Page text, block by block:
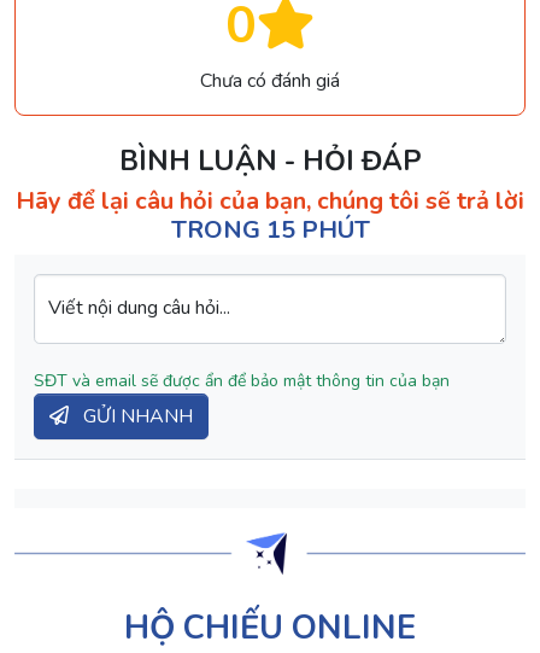
0
Chưa có đánh giá
BÌNH LUẬN - HỎI ĐÁP
Hãy để lại câu hỏi của bạn, chúng tôi sẽ trả lời
TRONG 15 PHÚT
Viết nội dung câu hỏi...
SĐT và email sẽ được ẩn để bảo mật thông tin của bạn
GỬI NHANH
HỘ CHIẾU ONLINE